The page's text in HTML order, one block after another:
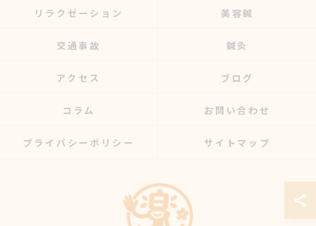
リラクゼーション 美容鍼
交通事故 鍼灸
アクセス ブログ
コラム お問い合わせ
プライバシーポリシー サイトマップ